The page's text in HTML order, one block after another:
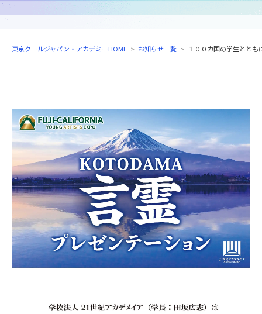
東京クールジャパン・アカデミーHOME お知らせ一覧 １００カ国の学生とと